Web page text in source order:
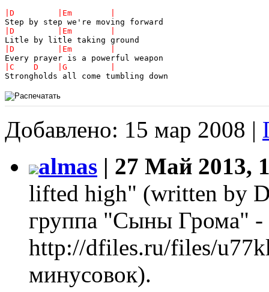
Strongholds all come tumbling down
Добавлено: 15 мар 2008 |
almas | 27 Май 2013,
lifted high" (written by
группа "Сыны Грома"
http://dfiles.ru/files/
минусовок).